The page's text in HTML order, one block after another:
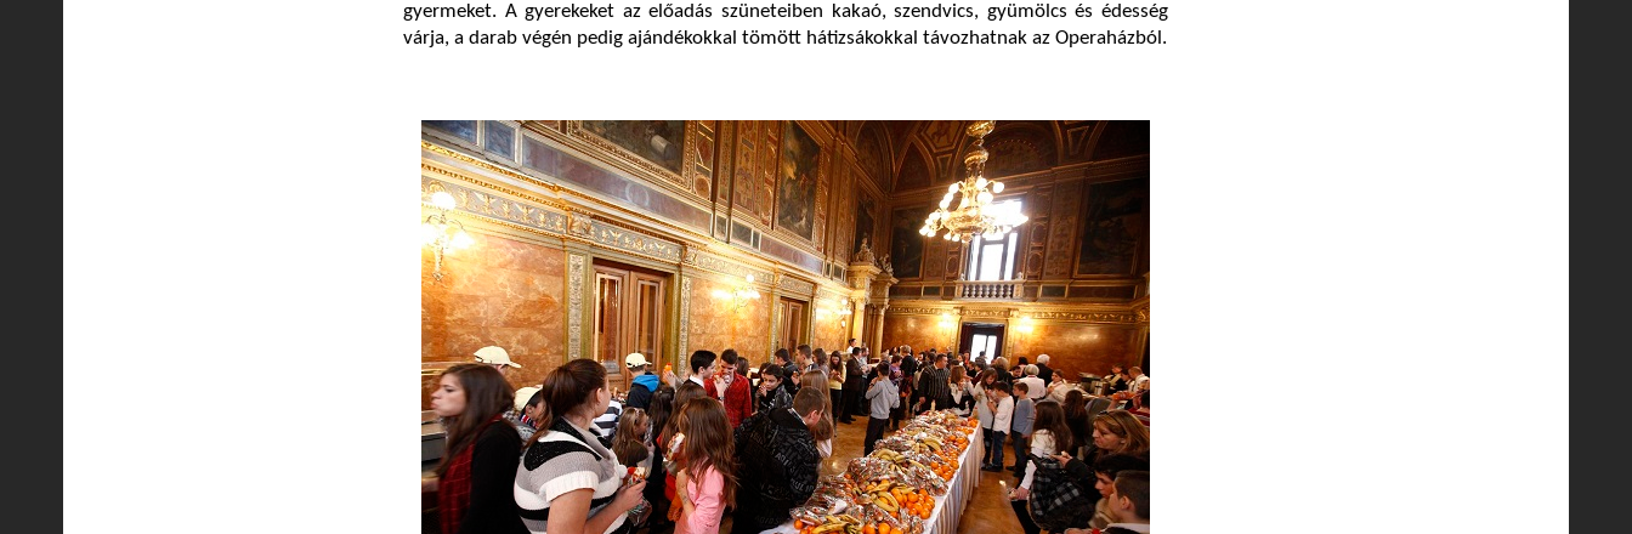
gyermeket. A gyerekeket az előadás szüneteiben kakaó, szendvics, gyümölcs és édesség
várja, a darab végén pedig ajándékokkal tömött hátizsákokkal távozhatnak az Operaházból.